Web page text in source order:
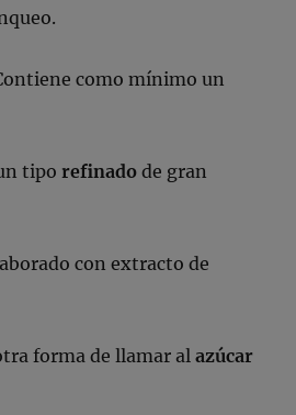
como mínimo un
tiporefinado de gran
con extracto de
forma de llamar alazúcar